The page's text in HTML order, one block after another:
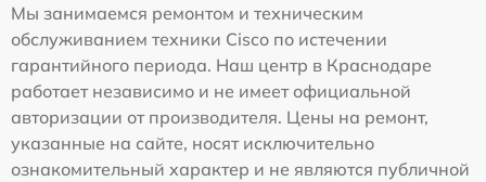
Мы занимаемся ремонтом и техническим
обслуживанием техники Cisco по истечении
гарантийного периода. Наш центр в Краснодаре
работает независимо и не имеет официальной
авторизации от производителя. Цены на ремонт,
указанные на сайте, носят исключительно
ознакомительный характер и не являются публичной